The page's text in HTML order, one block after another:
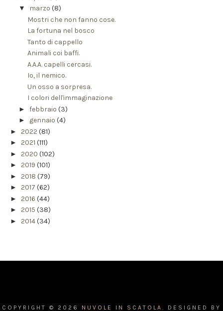
▼ marzo (8)
Mostri che non fanno cose.
La fortuna nel bosco
Tanto di cappello
Animali coi baffi.
A.A.A. capelli cercasi.
Io, il nemico.
Un osso a sorpresa.
I colori dell'immaginazione
► febbraio (3)
► gennaio (4)
► 2022 (81)
► 2021 (111)
► 2020 (102)
► 2019 (101)
► 2018 (79)
► 2017 (62)
► 2016 (44)
► 2015 (38)
► 2014(34)
COPYRIGHT © 2026 NUVOLE IN SCATOLA. DESIGNED BY